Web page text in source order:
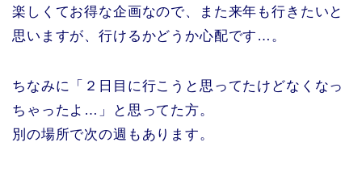
楽しくてお得な企画なので、また来年も行きたいと
思いますが、行けるかどうか心配です…。
ちなみに「２日目に行こうと思ってたけどなくなっ
ちゃったよ…」と思ってた方。
別の場所で次の週もあります。